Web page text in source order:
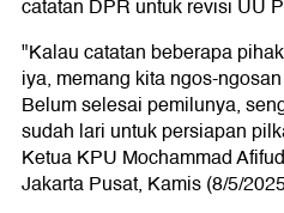
catatan DPR untuk revisi UU
"Kalau catatan beberapa
iya, memang kita ngos-
Belum selesai pemilunya,
sudah lari untuk persiapan
Ketua KPU Mochammad
Jakarta Pusat, Kamis (8/5/